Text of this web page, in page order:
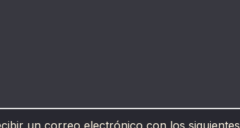
un correo electrónico con los